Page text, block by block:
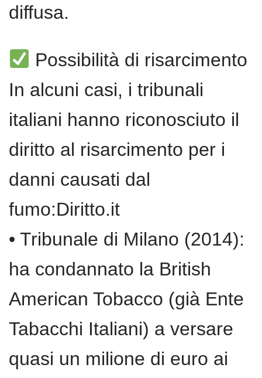
diffusa.
Possibilità di risarcimento
In alcuni casi, i tribunali
italiani hanno riconosciuto il
diritto al risarcimento per i
danni causati dal
fumo:Diritto.it
• Tribunale di Milano (2014):
ha condannato la British
American Tobacco (già Ente
Tabacchi Italiani) a versare
quasi un milione di euro ai